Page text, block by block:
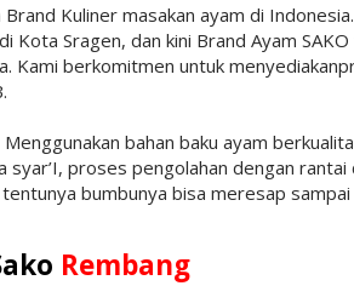
Brand Kuliner masakan ayam di
Kota Sragen, dan kini Brand Ayam
Kami berkomitmen untuk
Menggunakan bahan baku ayam
syar’I, proses pengolahan dengan
bumbunya bisa meresap sampai
Rembang